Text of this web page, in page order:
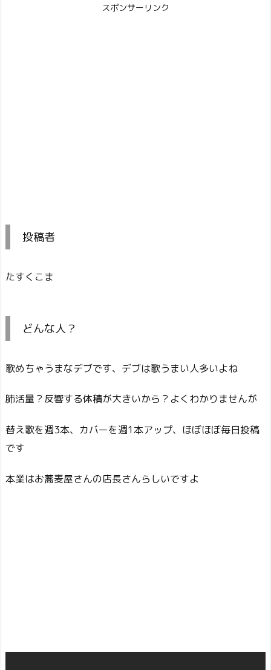
スポンサーリンク
投稿者
たすくこま
どんな人？
歌めちゃうまなデブです、デブは歌うまい人多いよね
肺活量？反響する体積が大きいから？よくわかりませんが
替え歌を週3本、カバーを週1本アップ、ほぼほぼ毎日投稿
です
本業はお蕎麦屋さんの店長さんらしいですよ